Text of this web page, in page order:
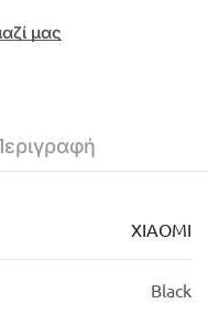
μας
XIAOMI
Black